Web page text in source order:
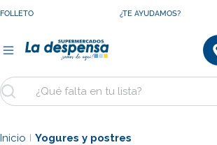
FOLLETO ¿TE AYUDAMOS?
Buscar
Inicio Yogures y postres